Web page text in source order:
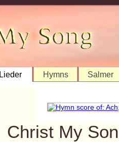
Lieder Hymns Salmer
Christ My